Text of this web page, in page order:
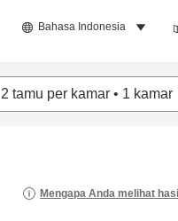
Bahasa Indonesia
2 tamu per kamar • 1 kamar
Mengapa Anda melihat